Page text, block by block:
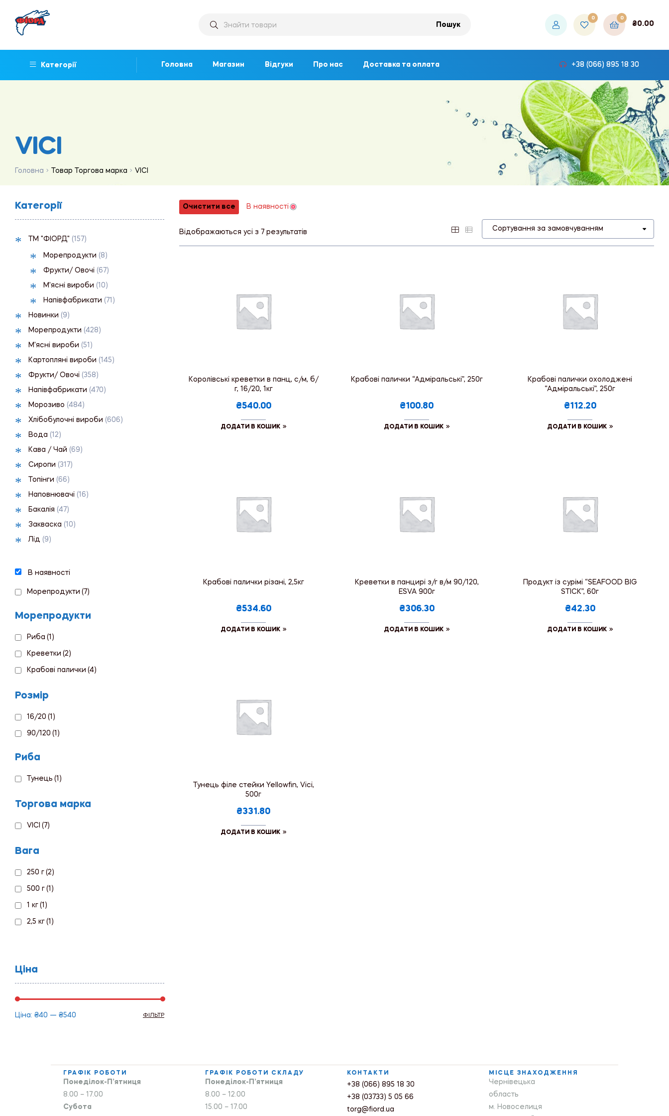
Пошук
0 0
₴0.00
Категорії Головна Магазин Відгуки Про нас Доставка та оплата +38 (066) 895 18 30
VICI
Головна Товар Торгова марка VICI
Очистити все В наявності
Відображаються усі з 7 результатів
Королівські креветки в панц, с/м, б/
г, 16/20, 1кг
₴540.00
ДОДАТИ В КОШИК
Крабові палички “Адміральські”, 250г
₴100.80
ДОДАТИ В КОШИК
Крабові палички охолоджені
“Адміральські”, 250г
₴112.20
ДОДАТИ В КОШИК
Крабові палички різані, 2,5кг
₴534.60
ДОДАТИ В КОШИК
Креветки в панцирі з/г в/м 90/120,
ESVA 900г
₴306.30
ДОДАТИ В КОШИК
Продукт із сурімі “SEAFOOD BIG
STICK”, 60г
₴42.30
ДОДАТИ В КОШИК
Тунець філе стейки Yellowfin, Vici,
500г
₴331.80
ДОДАТИ В КОШИК
Категорії
ТМ "ФІОРД" (157)
Морепродукти (8)
Фрукти/ Овочі (67)
М'ясні вироби (10)
Напівфабрикати (71)
Новинки (9)
Морепродукти (428)
М'ясні вироби (51)
Картопляні вироби (145)
Фрукти/ Овочі (358)
Напівфабрикати (470)
Морозиво (484)
Хлібобулочні вироби (606)
Вода (12)
Кава / Чай (69)
Сиропи (317)
Топінги (66)
Наповнювачі (16)
Бакалія (47)
Закваска (10)
Лід (9)
В наявності
Морепродукти (7)
Морепродукти
Риба (1)
Креветки (2)
Крабові палички (4)
Розмір
16/20 (1)
90/120 (1)
Риба
Тунець (1)
Торгова марка
VICI (7)
Вага
250 г (2)
500 г (1)
1 кг (1)
2,5 кг (1)
Ціна
ФІЛЬТР
Ціна: ₴40 — ₴540
ГРАФІК РОБОТИ
Понеділок-П’ятниця
8.00 – 17.00
Субота
ГРАФІК РОБОТИ СКЛАДУ
Понеділок-П’ятниця
8.00 – 12.00
15.00 – 17.00
КОНТАКТИ
+38 (066) 895 18 30
+38 (03733) 5 05 66
torg@fiord.ua
МІСЦЕ ЗНАХОДЖЕННЯ
Чернівецька
область
м. Новоселиця